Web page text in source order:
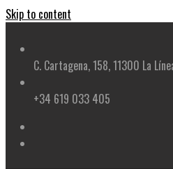
Skip to content
C. Cartagena, 158, 11300 La
+34 619 033 405